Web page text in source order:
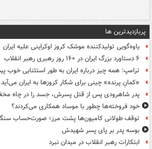
پربازدیدترین ها
یاوه‌گویی تولیدکننده موشک کروز اوکراینی علیه ایران
۶ دستاورد بزرگ ایران در ۱۶۰ روز رهبری رهبر انقلاب
ترامپ: همه چیز درباره ایران به طور استثنایی خوب
«کمانِ پرنده» چینی برای شکار کروزها به ایران می‌آید
پدر شاهرودی پس از قتل پسرش، جسد را در چاه
خود فروخته‌ها چطور با موساد همکاری می‌کردند؟
توقف طولانی کامیون‌ها پشت مرز؛ صورت‌حساب
بوسه‌ پدر بر پای پسر شهیدش
ابتکارات رهبر انقلاب در میدان نبرد